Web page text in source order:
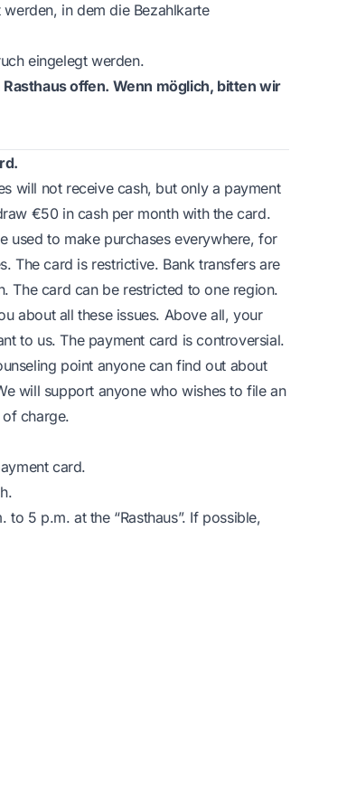
in dem die Bezahlkarte
eingelegt werden.
offen. Wenn möglich, bitten wir
will not receive cash, but only a payment
€50 in cash per month with the card.
used to make purchases everywhere, for
The card is restrictive. Bank transfers are
The card can be restricted to one region.
about all these issues. Above all, your
to us. The payment card is controversial.
point anyone can find out about
will support anyone who wishes to file an
charge.
card.
5 p.m. at the “Rasthaus”. If possible,